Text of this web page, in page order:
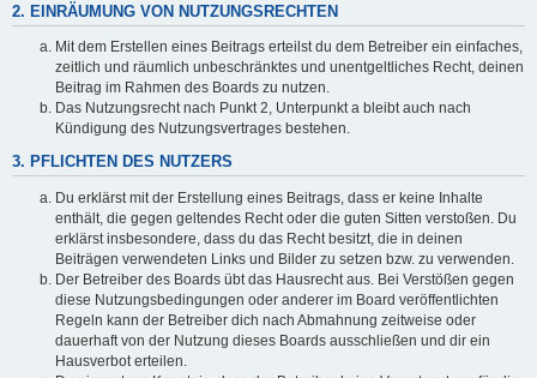
2. EINRÄUMUNG VON NUTZUNGSRECHTEN
Mit dem Erstellen eines Beitrags erteilst du dem Betreiber ein einfaches,
zeitlich und räumlich unbeschränktes und unentgeltliches Recht, deinen
Beitrag im Rahmen des Boards zu nutzen.
Das Nutzungsrecht nach Punkt 2, Unterpunkt a bleibt auch nach
Kündigung des Nutzungsvertrages bestehen.
3. PFLICHTEN DES NUTZERS
Du erklärst mit der Erstellung eines Beitrags, dass er keine Inhalte
enthält, die gegen geltendes Recht oder die guten Sitten verstoßen. Du
erklärst insbesondere, dass du das Recht besitzt, die in deinen
Beiträgen verwendeten Links und Bilder zu setzen bzw. zu verwenden.
Der Betreiber des Boards übt das Hausrecht aus. Bei Verstößen gegen
diese Nutzungsbedingungen oder anderer im Board veröffentlichten
Regeln kann der Betreiber dich nach Abmahnung zeitweise oder
dauerhaft von der Nutzung dieses Boards ausschließen und dir ein
Hausverbot erteilen.